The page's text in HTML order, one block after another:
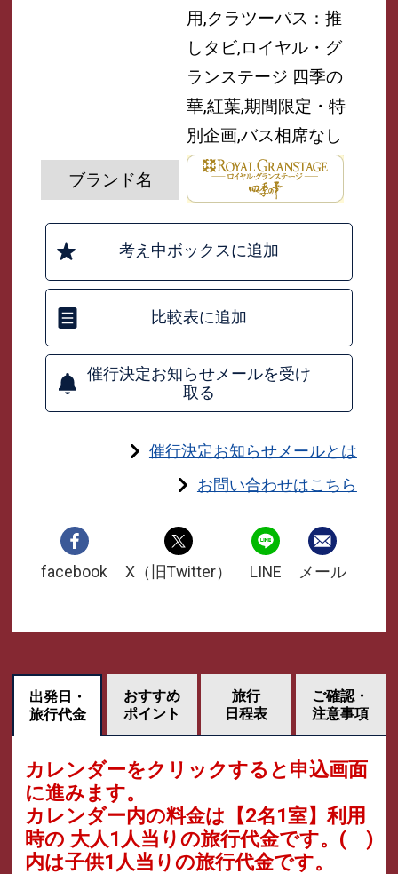
用,クラツーパス：推
しタビ,ロイヤル・グ
ランステージ 四季の
華,紅葉,期間限定・特
別企画,バス相席なし
ブランド名
考え中ボックスに追加
比較表に追加
催行決定お知らせメールを受け
取る
催行決定お知らせメールとは
お問い合わせはこちら
facebook X（旧Twitter） LINE メール
出発日・
旅行代金
おすすめ
ポイント
旅行
日程表
ご確認・
注意事項
カレンダーをクリックすると申込画面
に進みます。
カレンダー内の料金は 【2名1室】利用
時の 大人1人当りの旅行代金です。 ( )
内は子供1人当りの旅行代金です。